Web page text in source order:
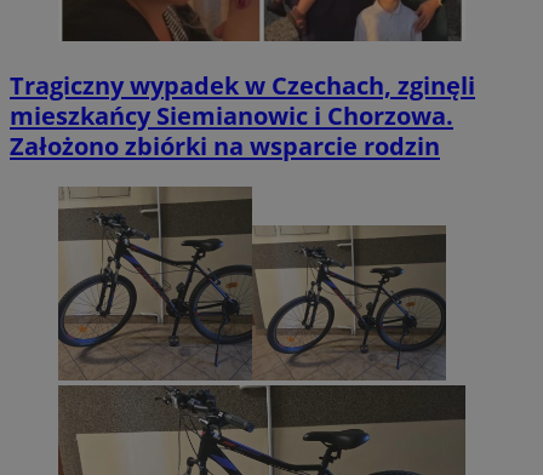
Tragiczny wypadek w Czechach, zginęli
mieszkańcy Siemianowic i Chorzowa.
Założono zbiórki na wsparcie rodzin